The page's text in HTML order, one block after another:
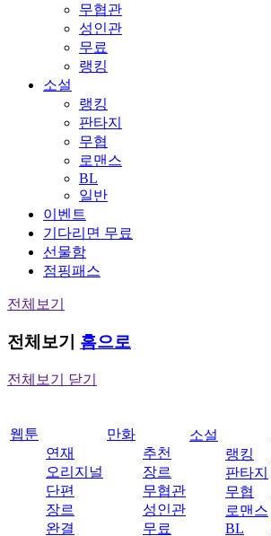
무협관
성인관
무료
랭킹
소설
랭킹
판타지
무협
로맨스
BL
일반
이벤트
기다리면 무료
선물함
점핑패스
전체보기
전체보기 홈으로
전체보기 닫기
웹툰
연재
오리지널
단편
장르
완결
만화
추천
장르
무협관
성인관
무료
소설
랭킹
판타지
무협
로맨스
BL